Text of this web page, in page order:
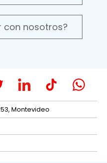
con nosotros?
Montevideo